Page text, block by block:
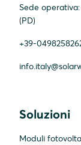
Sede
(PD)
+39-
Soluzioni
Moduli